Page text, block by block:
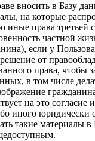
вносить в Базу
на которые
иные права третьей
частной
если у
от
права, чтобы
в том числе
на это согласие
иного юридически
такие материалы